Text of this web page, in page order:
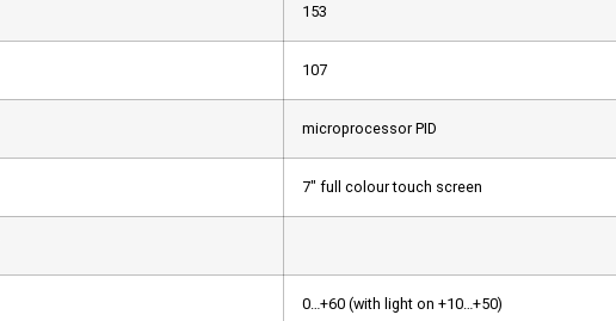
153
107
microprocessor PID
7″ full colour touch screen
0…+60 (with light on +10…+50)